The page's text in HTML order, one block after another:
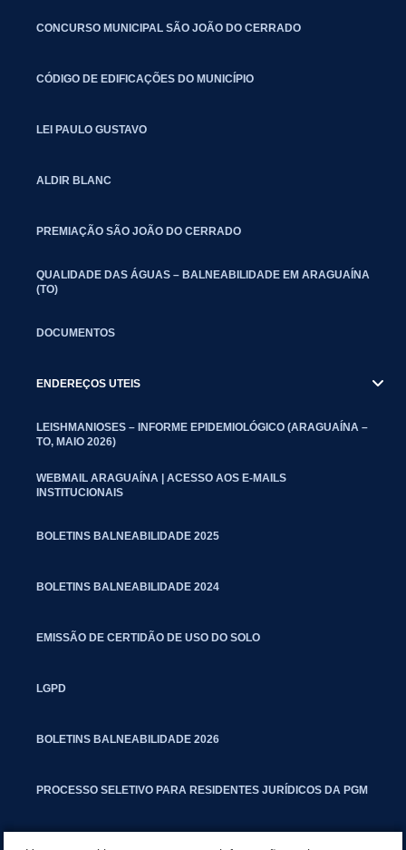
CONCURSO MUNICIPAL SÃO JOÃO DO CERRADO
CÓDIGO DE EDIFICAÇÕES DO MUNICÍPIO
LEI PAULO GUSTAVO
ALDIR BLANC
PREMIAÇÃO SÃO JOÃO DO CERRADO
QUALIDADE DAS ÁGUAS – BALNEABILIDADE EM ARAGUAÍNA
(TO)
DOCUMENTOS
ENDEREÇOS UTEIS
LEISHMANIOSES – INFORME EPIDEMIOLÓGICO (ARAGUAÍNA –
TO, MAIO 2026)
WEBMAIL ARAGUAÍNA | ACESSO AOS E-MAILS
INSTITUCIONAIS
BOLETINS BALNEABILIDADE 2025
BOLETINS BALNEABILIDADE 2024
EMISSÃO DE CERTIDÃO DE USO DO SOLO
LGPD
BOLETINS BALNEABILIDADE 2026
PROCESSO SELETIVO PARA RESIDENTES JURÍDICOS DA PGM